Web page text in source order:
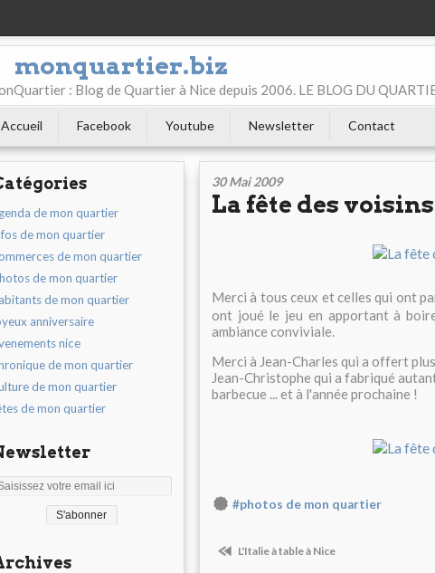
monquartier.biz
: Blog de Quartier à Nice depuis 2006. LE BLOG DU
Accueil Facebook Youtube Newsletter Contact
de mon quartier
de mon quartier
de mon quartier
de mon quartier
de mon quartier
anniversaire
nice
de mon quartier
de mon quartier
de mon quartier
30 Mai 2009
La fête des
Merci à tous ceux et celles qui ont
ont joué le jeu en apportant à
ambiance conviviale.
Merci à Jean-Charles qui a offert
Jean-Christophe qui a fabriqué
barbecue ... et à l'année prochaine !
#photos de mon quartier
L'Italie à table à Nice